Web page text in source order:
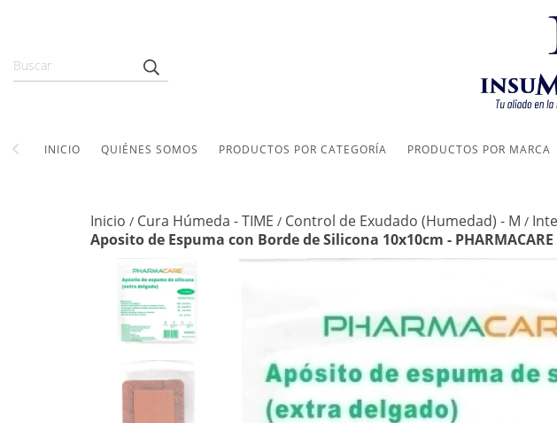
INICIO QUIÉNES SOMOS PRODUCTOS POR CATEGORÍA PRODUCTOS POR MARCA
Inicio / Cura Húmeda - TIME / Control de Exudado (Humedad) - M /
Aposito de Espuma con Borde de Silicona 10x10cm - PHARMACARE